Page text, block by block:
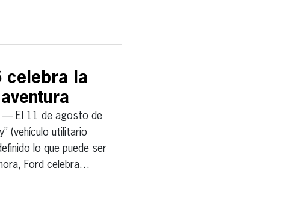
celebra la
— El 11 de agosto de
(vehículo utilitario
lo que puede ser
Ford celebra…